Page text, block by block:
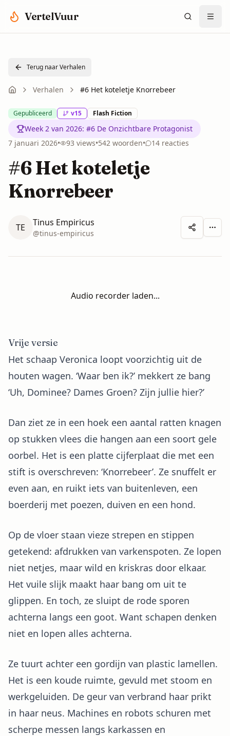
VertelVuur
Terug naar Verhalen
Verhalen #6 Het koteletje Knorrebeer
Gepubliceerd v15 Flash Fiction
Week 2 van 2026: #6 De Onzichtbare Protagonist
7 januari 2026• 93 views•542 woorden• 14 reacties
#6 Het koteletje
Knorrebeer
TE Tinus Empiricus
@tinus-empiricus
Audio recorder laden...
Vrije versie
Het schaap Veronica loopt voorzichtig uit de
houten wagen. ‘Waar ben ik?’ mekkert ze bang
‘Uh, Dominee? Dames Groen? Zijn jullie hier?’
Dan ziet ze in een hoek een aantal ratten knagen
op stukken vlees die hangen aan een soort gele
oorbel. Het is een platte cijferplaat die met een
stift is overschreven: ‘Knorrebeer’. Ze snuffelt er
even aan, en ruikt iets van buitenleven, een
boerderij met poezen, duiven en een hond.
Op de vloer staan vieze strepen en stippen
getekend: afdrukken van varkenspoten. Ze lopen
niet netjes, maar wild en kriskras door elkaar.
Het vuile slijk maakt haar bang om uit te
glippen. En toch, ze sluipt de rode sporen
achterna langs een goot. Want schapen denken
niet en lopen alles achterna.
Ze tuurt achter een gordijn van plastic lamellen.
Het is een koude ruimte, gevuld met stoom en
werkgeluiden. De geur van verbrand haar prikt
in haar neus. Machines en robots schuren met
scherpe messen langs karkassen en